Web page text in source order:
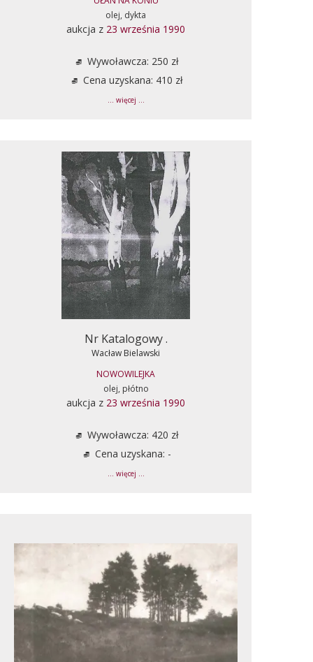
olej, dykta
aukcja z 23 września 1990
Wywoławcza: 250 zł
Cena uzyskana: 410 zł
... więcej ...
Nr Katalogowy .
Wacław Bielawski
NOWOWILEJKA
olej, płótno
aukcja z 23 września 1990
Wywoławcza: 420 zł
Cena uzyskana: -
... więcej ...